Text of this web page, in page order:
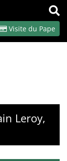
OK
Visite du Pape
Leroy,